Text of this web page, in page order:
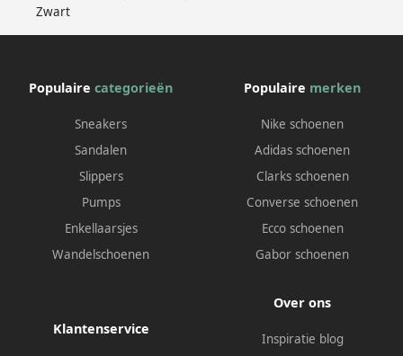
Zwart
Populaire categorieën
Sneakers
Sandalen
Slippers
Pumps
Enkellaarsjes
Wandelschoenen
Populaire merken
Nike schoenen
Adidas schoenen
Clarks schoenen
Converse schoenen
Ecco schoenen
Gabor schoenen
Klantenservice
Over ons
Inspiratie blog